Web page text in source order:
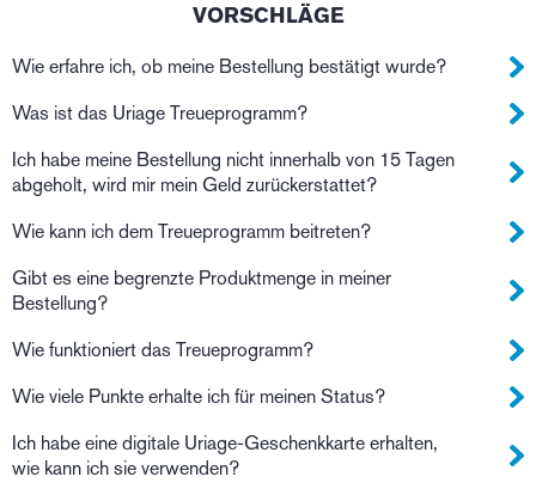
VORSCHLÄGE
Wie erfahre ich, ob meine Bestellung bestätigt wurde?
Was ist das Uriage Treueprogramm?
Ich habe meine Bestellung nicht innerhalb von 15 Tagen
abgeholt, wird mir mein Geld zurückerstattet?
Wie kann ich dem Treueprogramm beitreten?
Gibt es eine begrenzte Produktmenge in meiner
Bestellung?
Wie funktioniert das Treueprogramm?
Wie viele Punkte erhalte ich für meinen Status?
Ich habe eine digitale Uriage-Geschenkkarte erhalten,
wie kann ich sie verwenden?